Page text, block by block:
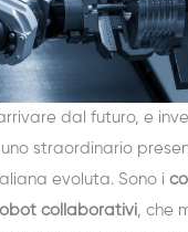
dal futuro, e
straordinario
evoluta. Sono i
collaborativi, che